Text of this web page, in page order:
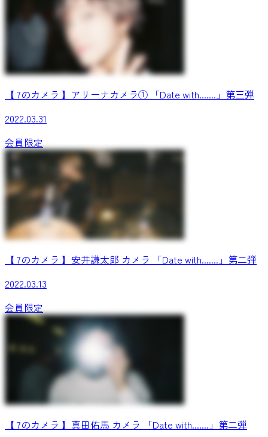
【 7のカメラ 】アリーナカメラ① 「Date with.......」第三弾
2022.03.31
会員限定
【 7のカメラ 】安井謙太郎 カメラ 「Date with.......」第二弾
2022.03.13
会員限定
【 7のカメラ 】真田佑馬 カメラ 「Date with.......」第二弾